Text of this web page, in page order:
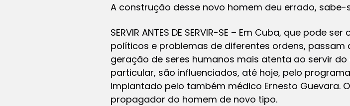
A construção desse novo homem deu errado,
SERVIR ANTES DE SERVIR-SE – Em Cuba, que pode
políticos e problemas de diferentes ordens, passam
geração de seres humanos mais atenta ao servir
particular, são influenciados, até hoje, pelo
implantado pelo também médico Ernesto Guevara.
propagador do homem de novo tipo.